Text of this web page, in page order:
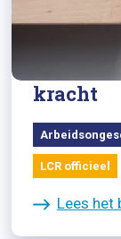
Aanpak
maar
kracht
LCR officieel
Lees het